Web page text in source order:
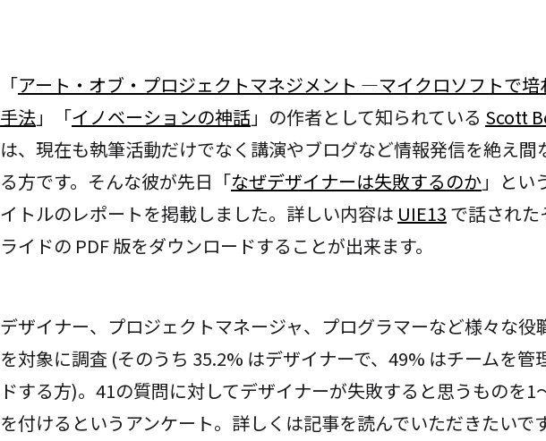
「アート・オブ・プロジェクトマネジメント ―マイクロソフトで培
手法」「イノベーションの神話」の作者として知られている Scott
は、現在も執筆活動だけでなく講演やブログなど情報発信を絶え間
る方です。そんな彼が先日「なぜデザイナーは失敗するのか」とい
イトルのレポートを掲載しました。詳しい内容は UIE13 で話された
ライドの PDF 版をダウンロードすることが出来ます。
デザイナー、プロジェクトマネージャ、プログラマーなど様々な役
を対象に調査 (そのうち 35.2% はデザイナーで、49% はチームを管
ドする方)。41の質問に対してデザイナーが失敗すると思うものを1
を付けるというアンケート。詳しくは記事を読んでいただきたいで